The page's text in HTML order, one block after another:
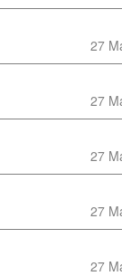
27
27
27
27
27